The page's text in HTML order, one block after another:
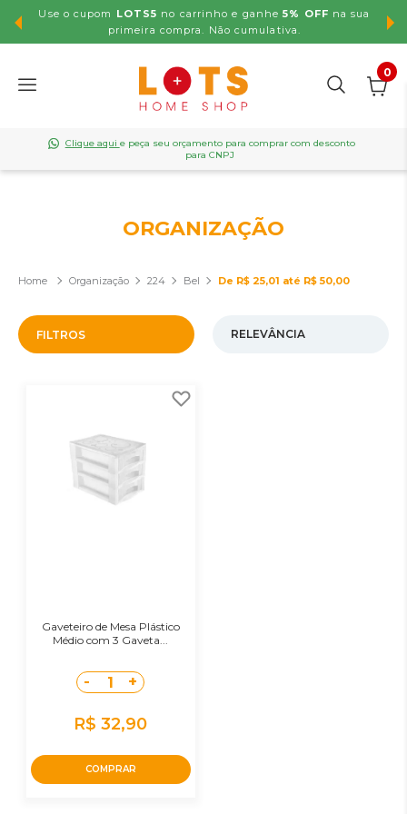
Use o cupom LOTS5 no carrinho e ganhe5% OFF na sua
primeira compra. Não cumulativa.
0
Clique aqui e peça seu orçamento para comprar com desconto
para CNPJ
ORGANIZAÇÃO
Organização 224 Bel De R$ 25,01 até R$ 50,00
FILTROS
Gaveteiro de Mesa Plástico
Médio com 3 Gaveta...
- 1 +
R$ 32,90
COMPRAR